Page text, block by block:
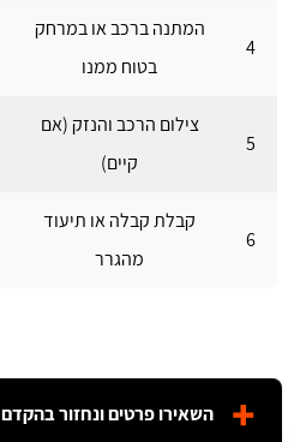
4
המתנה ברכב או במרחק
בטוח ממנו
5
צילום הרכב והנזק (אם
קיים)
6
קבלת קבלה או תיעוד
מהגרר
השאירו פרטים ונחזור בהקדם